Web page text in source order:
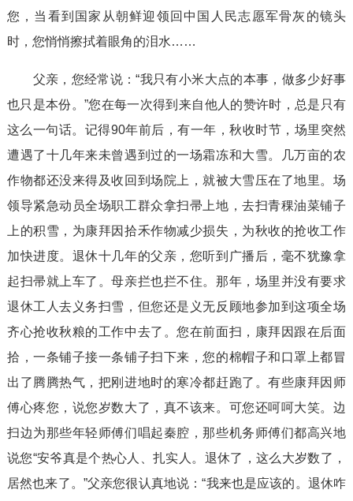
您，当看到国家从朝鲜迎领回中国人民志愿军骨灰的镜头
时，您悄悄擦拭着眼角的泪水……
父亲，您经常说：“我只有小米大点的本事，做多少好事
也只是本份。”您在每一次得到来自他人的赞许时，总是只有
这么一句话。记得90年前后，有一年，秋收时节，场里突然
遭遇了十几年来未曾遇到过的一场霜冻和大雪。几万亩的农
作物都还没来得及收回到场院上，就被大雪压在了地里。场
领导紧急动员全场职工群众拿扫帚上地，去扫青稞油菜铺子
上的积雪，为康拜因拾禾作物减少损失，为秋收的抢收工作
加快进度。退休十几年的父亲，您听到广播后，毫不犹豫拿
起扫帚就上车了。母亲拦也拦不住。那年，场里并没有要求
退休工人去义务扫雪，但您还是义无反顾地参加到这项全场
齐心抢收秋粮的工作中去了。您在前面扫，康拜因跟在后面
拾，一条铺子接一条铺子扫下来，您的棉帽子和口罩上都冒
出了腾腾热气，把刚进地时的寒冷都赶跑了。有些康拜因师
傅心疼您，说您岁数大了，真不该来。可您还呵呵大笑。边
扫边为那些年轻师傅们唱起秦腔，那些机务师傅们都高兴地
说您“安爷真是个热心人、扎实人。退休了，这么大岁数了，
居然也来了。”父亲您很认真地说：“我来也是应该的。退休咋